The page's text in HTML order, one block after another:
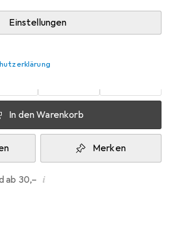
Einstellungen
schneller verfügbar
pro Stück
In den Warenkorb
Merken
ab 30,– i